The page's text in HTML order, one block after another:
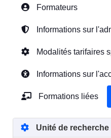
Formateurs
Informations sur
Modalités tarifaires
Informations sur
Formations liées
Unité de recherche